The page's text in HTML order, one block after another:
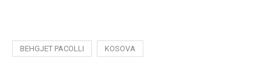
BEHGJET PACOLLI KOSOVA